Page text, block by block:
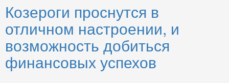
Козероги проснутся в
отличном настроении, и
возможность добиться
финансовых успехов